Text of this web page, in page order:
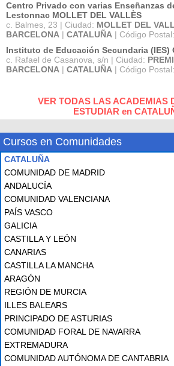
Centro Privado con varias Enseñanzas
Lestonnac MOLLET DEL VALLÈS
c. Balmes, 23 | Ciudad: MOLLET DEL
BARCELONA | CATALUÑA | Código
Instituto de Educación Secundaria (IES)
c. Rafael de Casanova, s/n | Ciudad:
BARCELONA | CATALUÑA | Código
VER TODAS LAS ACADEMIAS
ESTUDIAR en
Cursos en Comunidades
CATALUÑA
COMUNIDAD DE MADRID
ANDALUCÍA
COMUNIDAD VALENCIANA
PAÍS VASCO
GALICIA
CASTILLA Y LEÓN
CANARIAS
CASTILLA LA MANCHA
ARAGÓN
REGIÓN DE MURCIA
ILLES BALEARS
PRINCIPADO DE ASTURIAS
COMUNIDAD FORAL DE NAVARRA
EXTREMADURA
COMUNIDAD AUTÓNOMA DE CANTABRIA